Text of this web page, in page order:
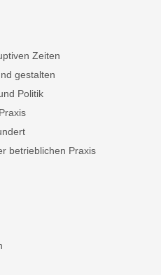
Zeiten
gestalten
Politik
betrieblichen Praxis